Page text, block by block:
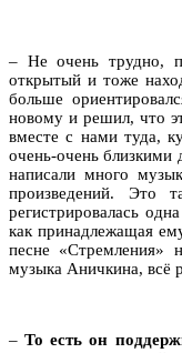
– Не очень трудно,
открытый и тоже
больше
новому и решил, что
вместе с нами туда,
очень-очень близкими
написали много
произведений. Это
регистрировалась
как принадлежащая
песне «Стремления»
музыка Аничкина, всё
– То есть он